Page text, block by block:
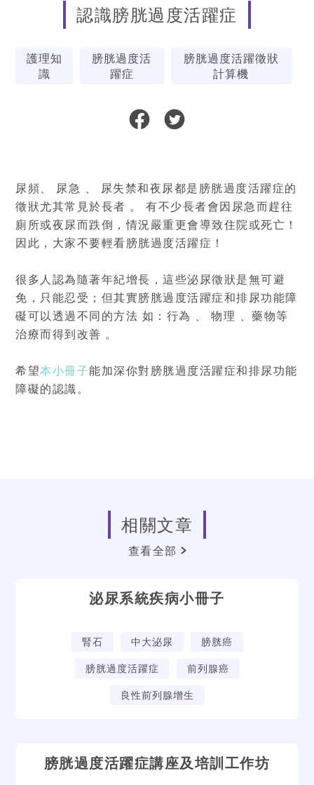
認識膀胱過度活躍症
護理知
識
膀胱過度活
躍症
膀胱過度活躍徵狀
計算機
尿頻、 尿急 、 尿失禁和夜尿都是膀胱過度活躍症的
徵狀尤其常見於長者 。 有不少長者會因尿急而趕往
廁所或夜尿而跌倒，情況嚴重更會導致住院或死亡！
因此，大家不要輕看膀胱過度活躍症！
很多人認為隨著年紀增長，這些泌尿徵狀是無可避
免，只能忍受；但其實膀胱過度活躍症和排尿功能障
礙可以透過不同的方法 如：行為 、 物理 、藥物等
治療而得到改善 。
希望本小冊子能加深你對膀胱過度活躍症和排尿功能
障礙的認識。
相關文章
查看全部
泌尿系統疾病小冊子
腎石 中大泌尿
膀胱癌
膀胱過度活躍症
前列腺癌
良性前列腺增生
膀胱過度活躍症講座及培訓工作坊